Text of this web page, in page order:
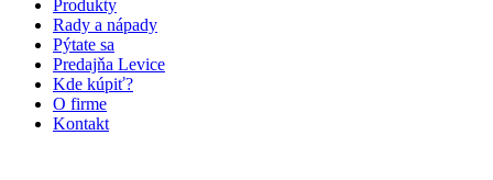
Produkty
Rady a nápady
Pýtate sa
Predajňa Levice
Kde kúpiť?
O firme
Kontakt